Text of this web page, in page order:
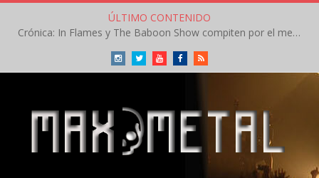
ÚLTIMO CONTENIDO
Crónica: In Flames y The Baboon Show compiten por el mejor concierto del día en el Leyendas del Rock – Viernes – Agosto 2026
InstagramTwitterYoutubeFacebookRSS